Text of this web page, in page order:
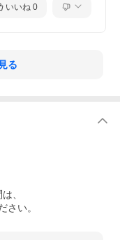
いいね 0
る
、
さい。